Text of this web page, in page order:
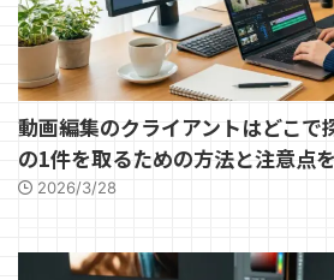
動画編集のクライアントはどこで
の1件を取るための方法と注意点
2026/3/28